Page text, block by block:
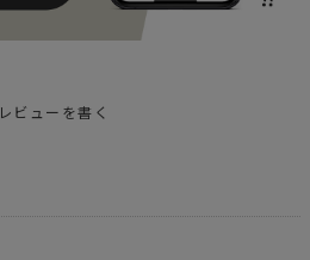
レビューを書く